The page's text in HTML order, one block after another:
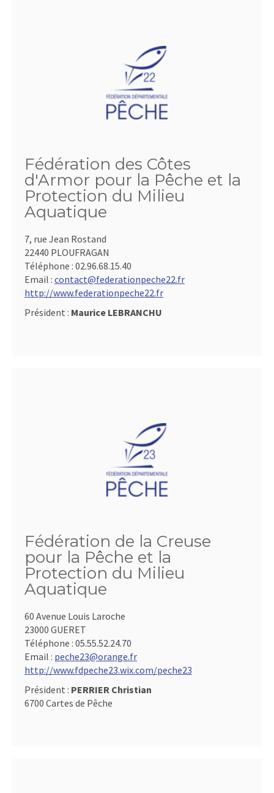
Fédération des Côtes
d'Armor pour la Pêche et la
Protection du Milieu
Aquatique
7, rue Jean Rostand
22440 PLOUFRAGAN
Téléphone : 02.96.68.15.40
Email : contact@federationpeche22.fr
http://www.federationpeche22.fr
Président : Maurice LEBRANCHU
Fédération de la Creuse
pour la Pêche et la
Protection du Milieu
Aquatique
60 Avenue Louis Laroche
23000 GUERET
Téléphone : 05.55.52.24.70
Email : peche23@orange.fr
http://www.fdpeche23.wix.com/peche23
Président : PERRIER Christian
6700 Cartes de Pêche